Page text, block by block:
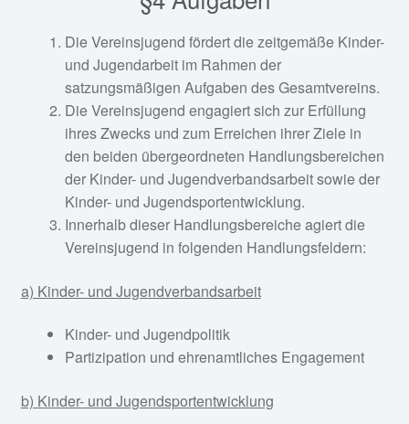
Die Vereinsjugend fördert die zeitgemäße Kinder-
und Jugendarbeit im Rahmen der
satzungsmäßigen Aufgaben des Gesamtvereins.
Die Vereinsjugend engagiert sich zur Erfüllung
ihres Zwecks und zum Erreichen ihrer Ziele in
den beiden übergeordneten Handlungsbereichen
der Kinder- und Jugendverbandsarbeit sowie der
Kinder- und Jugendsportentwicklung.
Innerhalb dieser Handlungsbereiche agiert die
Vereinsjugend in folgenden Handlungsfeldern:
a) Kinder- und Jugendverbandsarbeit
Kinder- und Jugendpolitik
Partizipation und ehrenamtliches Engagement
b) Kinder- und Jugendsportentwicklung